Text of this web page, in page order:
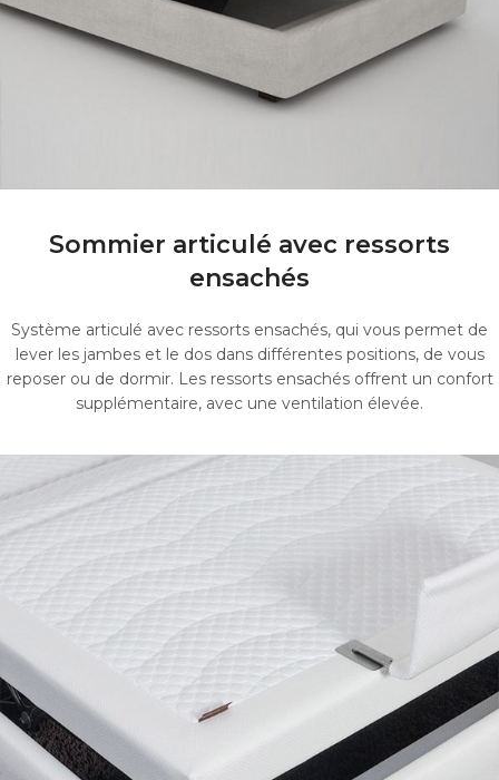
Sommier articulé avec ressorts
ensachés
Système articulé avec ressorts ensachés, qui vous permet de
lever les jambes et le dos dans différentes positions, de vous
reposer ou de dormir. Les ressorts ensachés offrent un confort
supplémentaire, avec une ventilation élevée.